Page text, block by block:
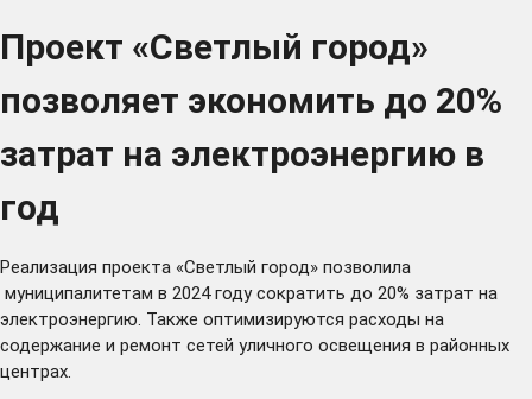
Проект «Светлый город»
позволяет экономить до 20%
затрат на электроэнергию в
год
Реализация проекта «Светлый город» позволила
муниципалитетам в 2024 году сократить до 20% затрат на
электроэнергию. Также оптимизируются расходы на
содержание и ремонт сетей уличного освещения в районных
центрах.